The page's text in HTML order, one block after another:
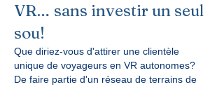
VR… sans investir un seul
sou!
Que diriez-vous d'attirer une clientèle
unique de voyageurs en VR autonomes?
De faire partie d'un réseau de terrains de